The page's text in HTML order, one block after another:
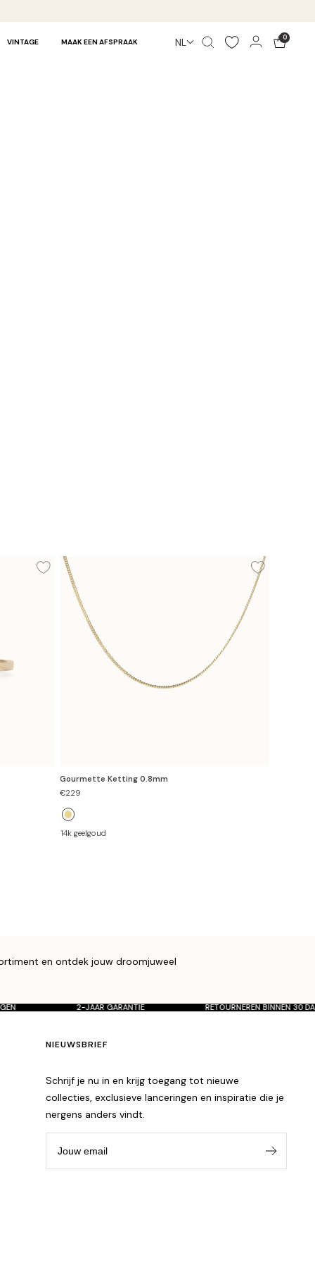
VINTAGE MAAK EEN AFSPRAAK NL 0
Gourmette Ketting 0.8mm
Verkoopprijs
€229
14k geelgoud
en ontdek jouw droomjuweel
DAGEN 2-JAAR GARANTIE RETOURNEREN BINNEN
NIEUWSBRIEF
Schrijf je nu in en krijg toegang tot nieuwe
collecties, exclusieve lanceringen en inspiratie die je
nergens anders vindt.